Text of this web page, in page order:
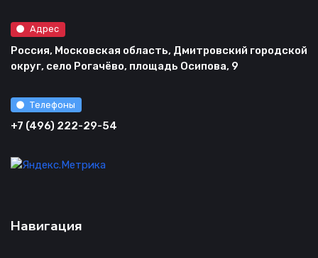
Адрес
Россия, Московская область, Дмитровский городской
округ, село Рогачёво, площадь Осипова, 9
Телефоны
+7 (496) 222-29-54
Навигация